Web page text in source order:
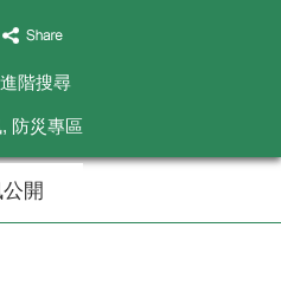
進階搜尋
防災專區
開